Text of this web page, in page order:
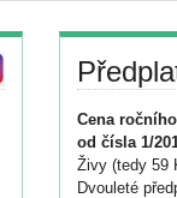
Cena
od čísla 1/
Živy (tedy 59
Dvouleté